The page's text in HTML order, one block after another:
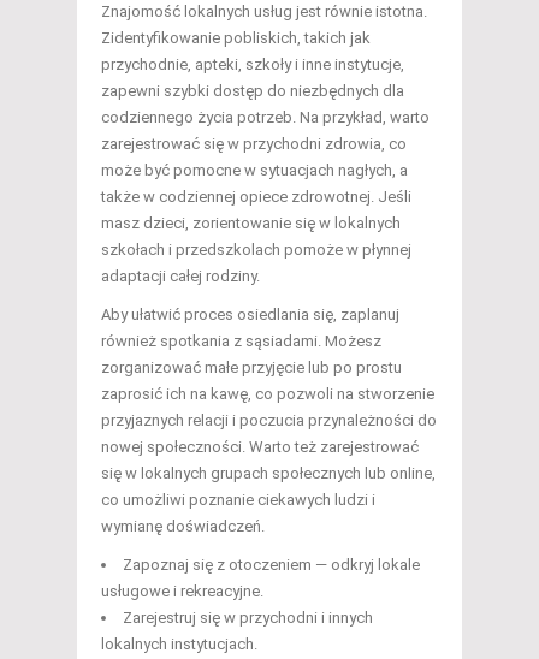
Znajomość lokalnych usług jest równie istotna.
Zidentyfikowanie pobliskich, takich jak
przychodnie, apteki, szkoły i inne instytucje,
zapewni szybki dostęp do niezbędnych dla
codziennego życia potrzeb. Na przykład, warto
zarejestrować się w przychodni zdrowia, co
może być pomocne w sytuacjach nagłych, a
także w codziennej opiece zdrowotnej. Jeśli
masz dzieci, zorientowanie się w lokalnych
szkołach i przedszkolach pomoże w płynnej
adaptacji całej rodziny.
Aby ułatwić proces osiedlania się, zaplanuj
również spotkania z sąsiadami. Możesz
zorganizować małe przyjęcie lub po prostu
zaprosić ich na kawę, co pozwoli na stworzenie
przyjaznych relacji i poczucia przynależności do
nowej społeczności. Warto też zarejestrować
się w lokalnych grupach społecznych lub online,
co umożliwi poznanie ciekawych ludzi i
wymianę doświadczeń.
Zapoznaj się z otoczeniem — odkryj lokale
usługowe i rekreacyjne.
Zarejestruj się w przychodni i innych
lokalnych instytucjach.